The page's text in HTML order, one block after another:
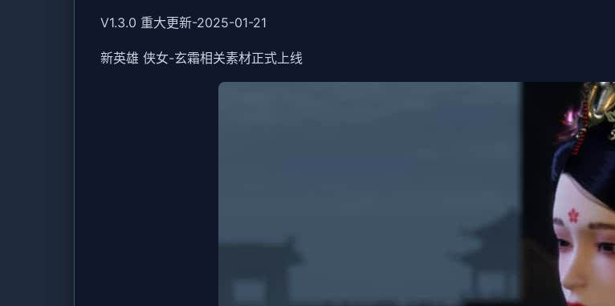
V1.3.0 重大更新-2025-01-21
新英雄 侠女-玄霜相关素材正式上线